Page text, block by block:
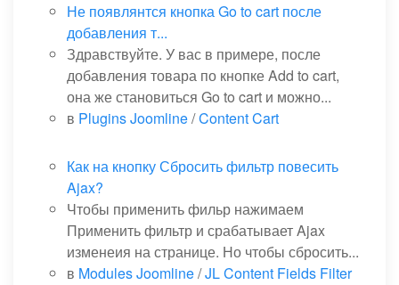
Не появлянтся кнопка Go to cart после
добавления т...
Здравствуйте. У вас в примере, после
добавления товара по кнопке Add to cart,
она же становиться Go to cart и можно...
в Plugins Joomline/Content Cart
Как на кнопку Сбросить фильтр повесить
Ajax?
Чтобы применить фильр нажимаем
Применить фильтр и срабатывает Ajax
изменеия на странице. Но чтобы сбросить...
в Modules Joomline/JL Content Fields Filter